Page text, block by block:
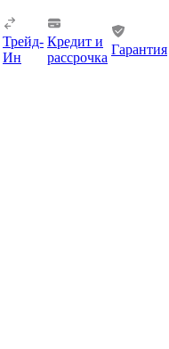
Трейд-
Ин
Кредит и
рассрочка
Гарантия